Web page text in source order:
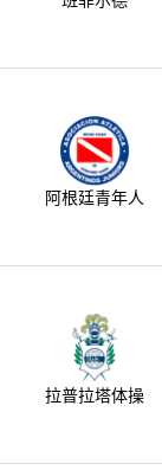
阿根廷青年人
拉普拉塔体操